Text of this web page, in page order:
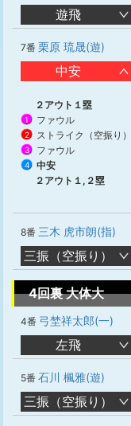
遊飛
7番 栗原 琉晟(遊)
中安
２アウト１塁
1 ファウル
2 ストライク（空振り）
3 ファウル
4
中安
２アウト１,２塁
8番 三木 虎市朗(指)
三振（空振り）
4回裏 大体大
4番 弓埜祥太郎(一)
左飛
5番 石川 楓雅(遊)
三振（空振り）